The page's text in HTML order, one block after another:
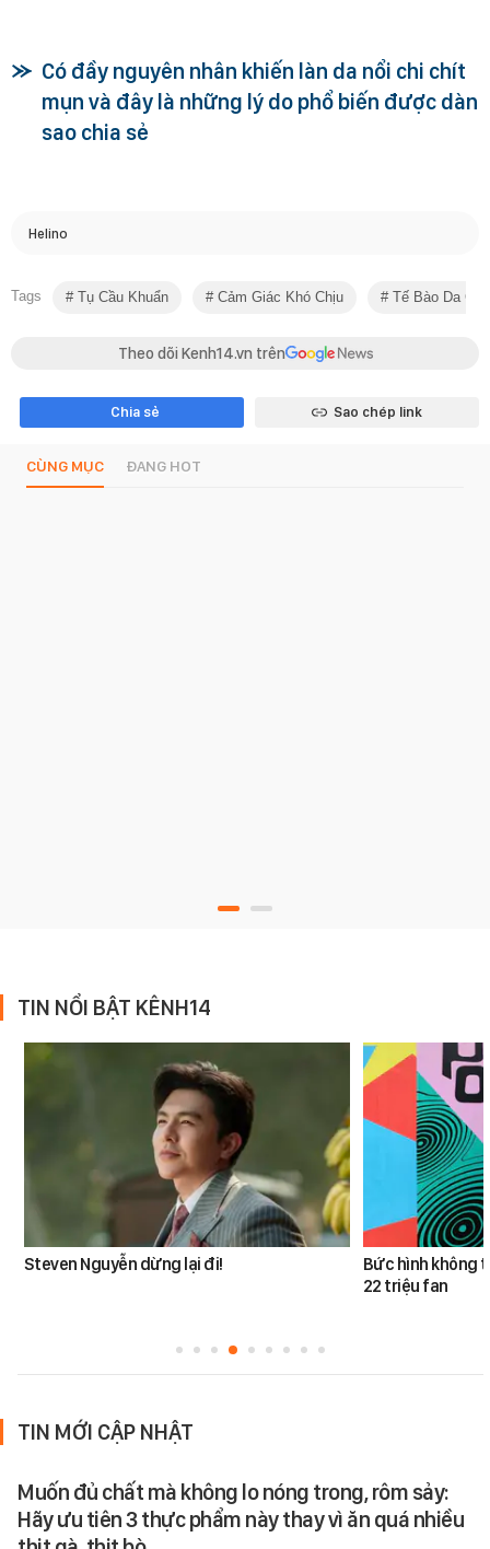
Có đầy nguyên nhân khiến làn da nổi chi chít
mụn và đây là những lý do phổ biến được dàn
sao chia sẻ
Helino
Tags Tụ Cầu Khuẩn Cảm Giác Khó Chịu Tế Bào Da
Theo dõi Kenh14.vn trên
Chia sẻ Sao chép link
CÙNG MỤC ĐANG HOT
TIN NỔI BẬT KÊNH14
Steven Nguyễn dừng lại đi!
Bức hình không
22 triệu fan
TIN MỚI CẬP NHẬT
Muốn đủ chất mà không lo nóng trong, rôm sảy:
Hãy ưu tiên 3 thực phẩm này thay vì ăn quá nhiều